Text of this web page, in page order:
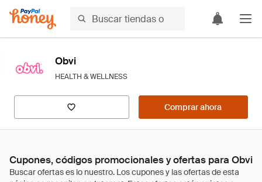
Obvi
HEALTH & WELLNESS
Comprar ahora
Cupones, códigos promocionales y ofertas para Obvi